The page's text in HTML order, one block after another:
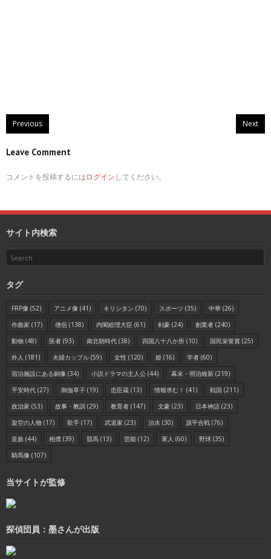
Previous Next
Leave Comment
コメントを投稿するにはログインしてください。
サイト内検索
タグ
FRP像 (52) アニメ像 (41) キリシタン (70) スポーツ (35) 中華 (26)
作曲家 (17) 僧侶 (138) 内閣総理大臣 (61) 剣豪 (24) 創業者 (240)
動物 (48) 医者 (93) 南北朝時代 (38) 四国八十八か所 (10) 国民栄誉賞 (25)
外人 (181) 夫婦カップル (59) 女性 (120) 姫 (16) 学者 (60)
宿泊施設にある銅像 (34) 小説ドラマの主人公 (44) 幕末・明治維新 (219)
平安時代 (27) 御伽草子 (19) 忠臣蔵 (13) 情報求む！ (41) 戦国 (211)
政治家 (53) 故事・教訓 (29) 教育者 (147) 文豪 (23) 日本神話 (23)
架空の人物 (17) 歌手 (17) 武道家 (23) 治水 (30) 源平合戦 (76)
皇族 (44) 相撲 (39) 競馬 (13) 芸能 (12) 軍人 (60) 野球 (35)
騎馬像 (107)
当サイトが監修
探偵団員：墨さんが出版